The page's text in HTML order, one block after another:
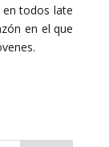
todos late
en el que